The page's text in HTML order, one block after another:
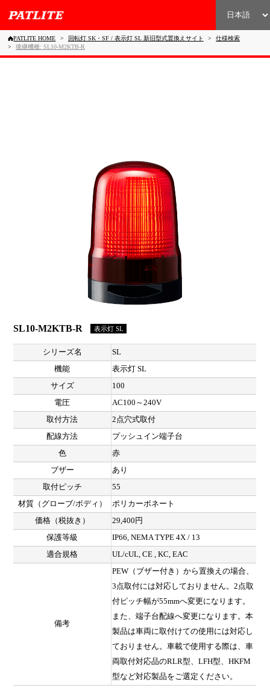
PATLITE HOME 回転灯 SK・SF / 表示灯 SL 新旧型式置換えサイト
仕様検索
後継機種: SL10-M2KTB-R
SL10-M2KTB-R 表示灯 SL
シリーズ名
SL
機能
表示灯 SL
サイズ
100
電圧
AC100～240V
取付方法
2点穴式取付
配線方法
プッシュイン端子台
色
赤
ブザー
あり
取付ピッチ
55
材質（グローブ/ボディ）
ポリカーボネート
価格（税抜き）
29,400円
保護等級
IP66, NEMA TYPE 4X / 13
適合規格
UL/cUL, CE , KC, EAC
備考
PEW（ブザー付き）から置換えの場合、
3点取付には対応しておりません。2点取
付ピッチ幅が55mmへ変更になります。
また、端子台配線へ変更になります。本
製品は車両に取付けての使用には対応し
ておりません。車載で使用する際は、車
両取付対応品のRLR型、LFH型、HKFM
型など対応製品をご選定ください。